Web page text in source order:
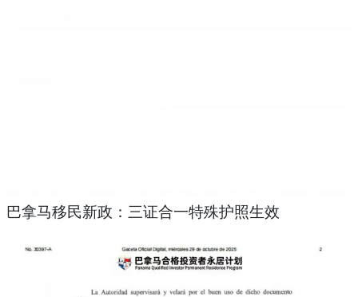
巴拿马移民新政：三证合一特殊护照生效